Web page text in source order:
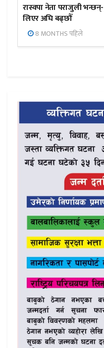
रास्वपा नेता पराजुली
लिएर अघि बढ्छौँ
8 MONTHS पहिले